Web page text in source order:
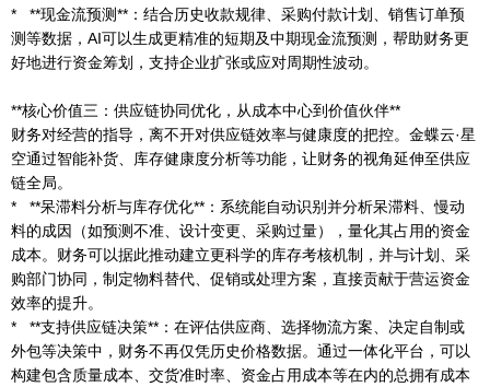
* **现金流预测**：结合历史收款规律、采购付款计划、销售订单预
测等数据，AI可以生成更精准的短期及中期现金流预测，帮助财务更
好地进行资金筹划，支持企业扩张或应对周期性波动。
**核心价值三：供应链协同优化，从成本中心到价值伙伴**
财务对经营的指导，离不开对供应链效率与健康度的把控。金蝶云·星
空通过智能补货、库存健康度分析等功能，让财务的视角延伸至供应
链全局。
* **呆滞料分析与库存优化**：系统能自动识别并分析呆滞料、慢动
料的成因（如预测不准、设计变更、采购过量），量化其占用的资金
成本。财务可以据此推动建立更科学的库存考核机制，并与计划、采
购部门协同，制定物料替代、促销或处理方案，直接贡献于营运资金
效率的提升。
* **支持供应链决策**：在评估供应商、选择物流方案、决定自制或
外包等决策中，财务不再仅凭历史价格数据。通过一体化平台，可以
构建包含质量成本、交货准时率、资金占用成本等在内的总拥有成本